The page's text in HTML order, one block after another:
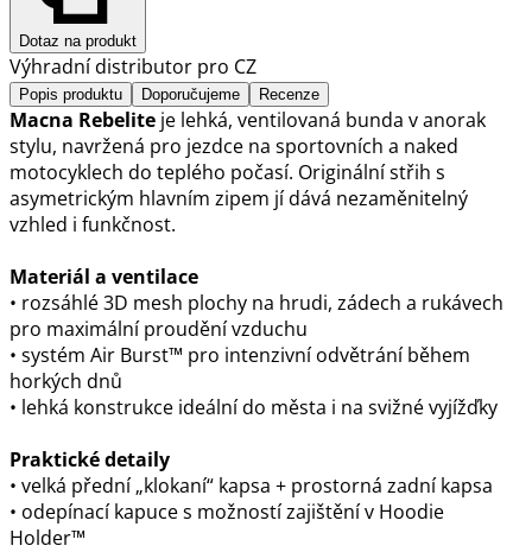
Dotaz na produkt
Výhradní distributor pro CZ
Popis produktu Doporučujeme Recenze
Macna Rebelite je lehká, ventilovaná bunda v anorak
stylu, navržená pro jezdce na sportovních a naked
motocyklech do teplého počasí. Originální střih s
asymetrickým hlavním zipem jí dává nezaměnitelný
vzhled i funkčnost.
Materiál a ventilace
• rozsáhlé 3D mesh plochy na hrudi, zádech a rukávech
pro maximální proudění vzduchu
• systém Air Burst™ pro intenzivní odvětrání během
horkých dnů
• lehká konstrukce ideální do města i na svižné vyjížďky
Praktické detaily
• velká přední „klokaní“ kapsa + prostorná zadní kapsa
• odepínací kapuce s možností zajištění v Hoodie
Holder™